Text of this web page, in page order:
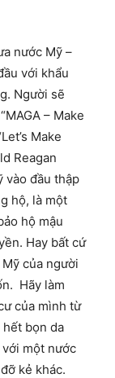
nước Mỹ –
với khẩu
Người sẽ
– Make
Make
Reagan
vào đầu thập
hộ, là một
hộ mậu
Hay bất cứ
của người
Hãy làm
của mình từ
bọn da
với một nước
kẻ khác.